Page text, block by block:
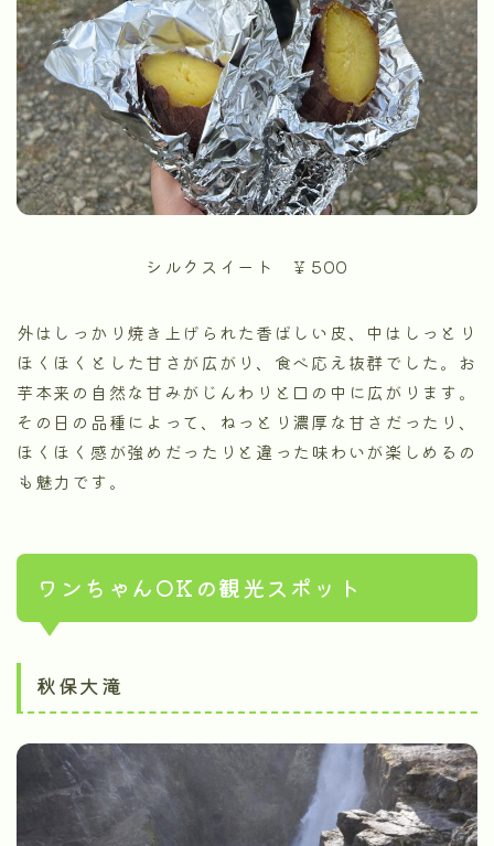
シルクスイート ¥ 500
外はしっかり焼き上げられた香ばしい皮、中はしっとり
ほくほくとした甘さが広がり、食べ応え抜群でした。お
芋本来の自然な甘みがじんわりと口の中に広がります。
その日の品種によって、ねっとり濃厚な甘さだったり、
ほくほく感が強めだったりと違った味わいが楽しめるの
も魅力です。
ワンちゃんOKの観光スポット
秋保大滝